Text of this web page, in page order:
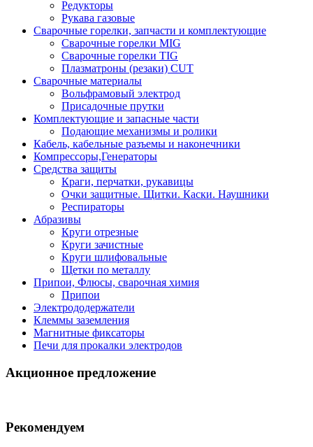
Редукторы
Рукава газовые
Сварочные горелки, запчасти и комплектующие
Сварочные горелки MIG
Сварочные горелки TIG
Плазматроны (резаки) CUT
Сварочные материалы
Вольфрамовый электрод
Присадочные прутки
Комплектующие и запасные части
Подающие механизмы и ролики
Кабель, кабельные разъемы и наконечники
Компрессоры,Генераторы
Средства защиты
Краги, перчатки, рукавицы
Очки защитные. Щитки. Каски. Наушники
Респираторы
Абразивы
Круги отрезные
Круги зачистные
Круги шлифовальные
Щетки по металлу
Припои, Флюсы, сварочная химия
Припои
Электрододержатели
Клеммы заземления
Магнитные фиксаторы
Печи для прокалки электродов
Акционное предложение
Рекомендуем